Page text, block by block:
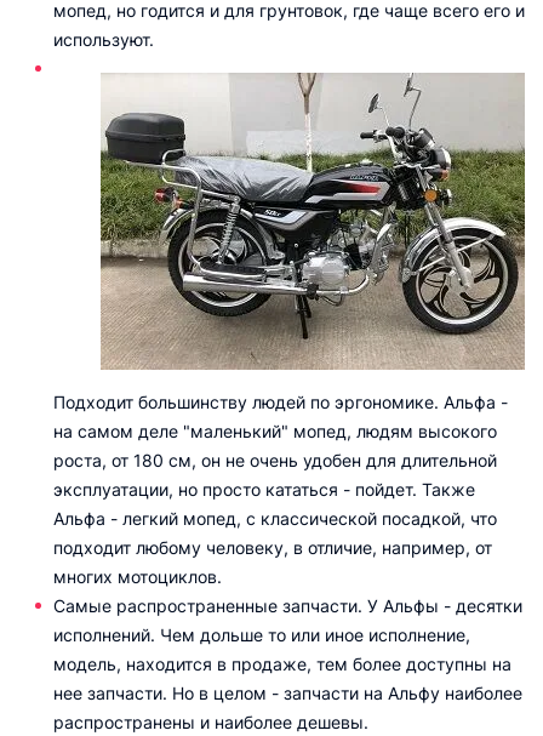
мопед, но годится и для грунтовок, где чаще всего его и
используют.
Подходит большинству людей по эргономике. Альфа -
на самом деле "маленький" мопед, людям высокого
роста, от 180 см, он не очень удобен для длительной
эксплуатации, но просто кататься - пойдет. Также
Альфа - легкий мопед, с классической посадкой, что
подходит любому человеку, в отличие, например, от
многих мотоциклов.
Самые распространенные запчасти. У Альфы - десятки
исполнений. Чем дольше то или иное исполнение,
модель, находится в продаже, тем более доступны на
нее запчасти. Но в целом - запчасти на Альфу наиболее
распространены и наиболее дешевы.